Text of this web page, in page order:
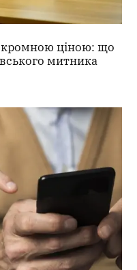
ціною: що
митника